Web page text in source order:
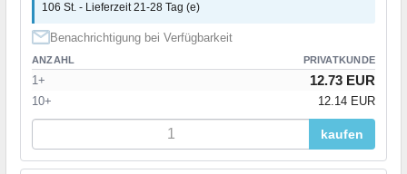
106 St. - Lieferzeit 21-28 Tag (e)
Benachrichtigung bei Verfügbarkeit
ANZAHL PRIVATKUNDE
1+ 12.73 EUR
10+ 12.14 EUR
kaufen